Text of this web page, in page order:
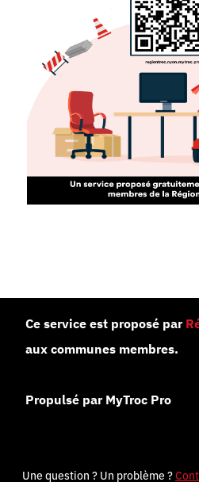
Ce service est proposé par
aux communes membres.
Propulsé par MyTroc Pro
Une question ? Un problème ?